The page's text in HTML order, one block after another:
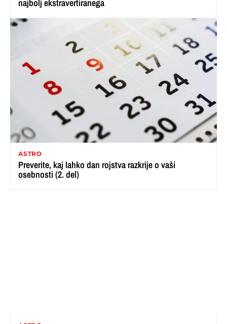
najbolj ekstravertiranega
ASTRO
Preverite, kaj lahko dan rojstva razkrije o vaši
osebnosti (2. del)